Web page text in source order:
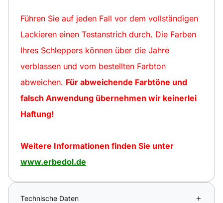
Führen Sie auf jeden Fall vor dem vollständigen
Lackieren einen Testanstrich durch. Die Farben
Ihres Schleppers können über die Jahre
verblassen und vom bestellten Farbton
abweichen. Für abweichende Farbtöne und
falsch Anwendung übernehmen wir keinerlei
Haftung!
Weitere Informationen finden Sie unter
www.erbedol.de
Technische Daten